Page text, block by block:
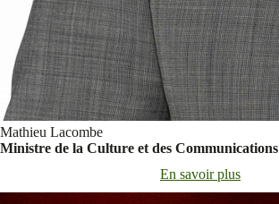
Mathieu Lacombe
Ministre de la Culture et des Communications
En savoir plus